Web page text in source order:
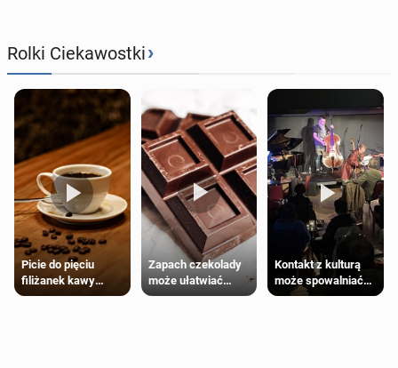
Rolki Ciekawostki›
Picie do pięciu
filiżanek kawy
dziennie jest
Zapach czekolady
może ułatwiać
trening siłowy
Kontakt z kulturą
może spowalniać
starzenie